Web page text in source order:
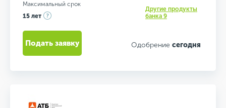
Максимальный срок
15 лет
Другие продукты
банка 9
Одобрение сегодня
Подать заявку